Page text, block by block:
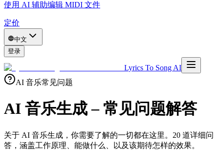
使用 AI 辅助编辑 MIDI 文件
定价
中文
登录
Lyrics To Song AI
AI 音乐常见问题
AI 音乐生成 – 常见问题解答
关于 AI 音乐生成，你需要了解的一切都在这里。20 道详细问
答，涵盖工作原理、能做什么、以及该期待怎样的效果。